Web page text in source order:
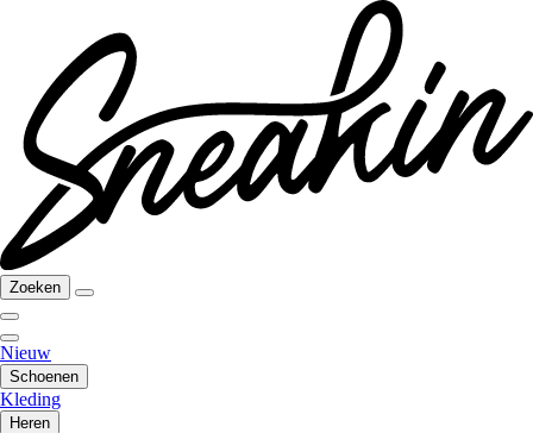
Zoeken
Nieuw
Schoenen
Kleding
Heren